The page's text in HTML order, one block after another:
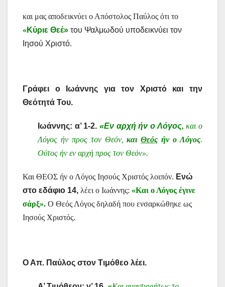
και μας αποδεικνύει ο Απόστολος Παύλος ότι το
«Κύριε Θεέ» του Ψαλμωδού υποδεικνύει τον
Ιησού Χριστό.
Γράφει ο Ιωάννης για τον Χριστό και την
Θεότητά Του.
Ιωάννης: α’ 1-2. «Εν αρχή ήν ο Λόγος, και ο
Λόγος ήν προς τον Θεόν,καιΘεός ήν ο Λόγος.
Ούτος ήν εν αρχή προς τον Θεόν».
Και ΘΕΟΣ ήν ο Λόγος Ιησούς Χριστός λοιπόν. Ενώ
στο εδάφιο 14, λέει ο Ιωάννης: «Και ο Λόγος έγινε
σάρξ». Ο Θεός Λόγος δηλαδή που ενσαρκώθηκε ως
Ιησούς Χριστός.
Ο Απ. Παύλος στον Τιμόθεο λέει.